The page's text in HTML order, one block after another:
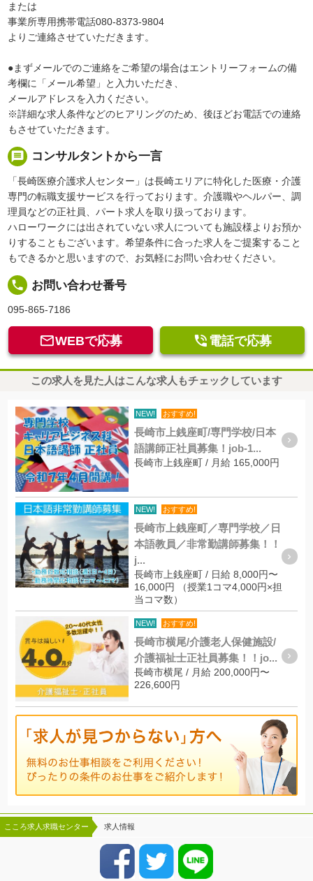
または
事業所専用携帯電話080-8373-9804
よりご連絡させていただきます。
●まずメールでのご連絡をご希望の場合はエントリーフォームの備
考欄に「メール希望」と入力いただき、
メールアドレスを入力ください。
※詳細な求人条件などのヒアリングのため、後ほどお電話での連絡
もさせていただきます。
message コンサルタントから一言
「長崎医療介護求人センター」は長崎エリアに特化した医療・介護
専門の転職支援サービスを行っております。介護職やヘルパー、調
理員などの正社員、パート求人を取り扱っております。
ハローワークには出されていない求人についても施設様よりお預か
りすることもございます。希望条件に合った求人をご提案すること
もできるかと思いますので、お気軽にお問い合わせください。
local_phone お問い合わせ番号
095-865-7186
WEBで応募  電話で応募
この求人を見た人はこんな求人もチェックしています
NEW! おすすめ!
長崎市上銭座町/専門学校/日本
語講師正社員募集！job-1...
長崎市上銭座町 / 月給 165,000円
NEW! おすすめ!
長崎市上銭座町／専門学校／日
本語教員／非常勤講師募集！！
j...
長崎市上銭座町 / 日給 8,000円〜
16,000円 （授業1コマ4,000円×担
当コマ数）
NEW! おすすめ!
長崎市横尾/介護老人保健施設/
介護福祉士正社員募集！！jo...
長崎市横尾 / 月給 200,000円〜
226,600円
こころ求人求職センター 求人情報